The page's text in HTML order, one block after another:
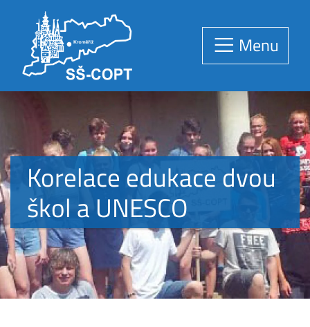
Menu
Korelace edukace dvou
škol a UNESCO